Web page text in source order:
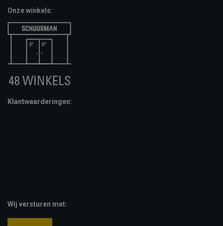
Onze winkels:
Klantwaarderingen:
Wij versturen met: